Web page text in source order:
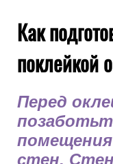
Как
поклейкой
Перед
стен.